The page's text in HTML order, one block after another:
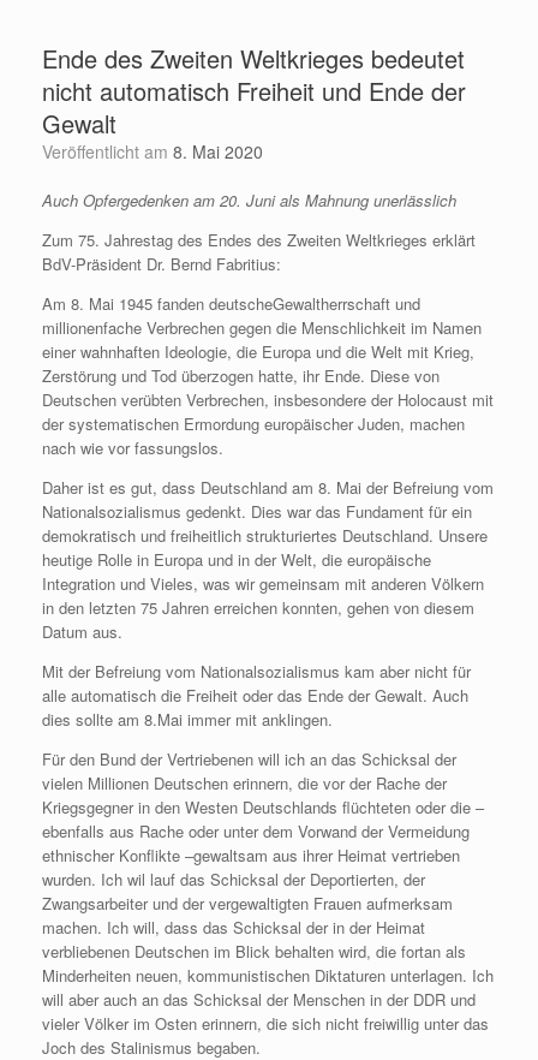
springenEnde des Zweiten Weltkrieges bedeutet
nicht automatisch Freiheit und Ende der
Gewalt
Veröffentlicht am 8. Mai 2020
Auch Opfergedenken am 20. Juni als Mahnung unerlässlich
Zum 75. Jahrestag des Endes des Zweiten Weltkrieges erklärt
BdV-Präsident Dr. Bernd Fabritius:
Am 8. Mai 1945 fanden deutscheGewaltherrschaft und
millionenfache Verbrechen gegen die Menschlichkeit im Namen
einer wahnhaften Ideologie, die Europa und die Welt mit Krieg,
Zerstörung und Tod überzogen hatte, ihr Ende. Diese von
Deutschen verübten Verbrechen, insbesondere der Holocaust mit
der systematischen Ermordung europäischer Juden, machen
nach wie vor fassungslos.
Daher ist es gut, dass Deutschland am 8. Mai der Befreiung vom
Nationalsozialismus gedenkt. Dies war das Fundament für ein
demokratisch und freiheitlich strukturiertes Deutschland. Unsere
heutige Rolle in Europa und in der Welt, die europäische
Integration und Vieles, was wir gemeinsam mit anderen Völkern
in den letzten 75 Jahren erreichen konnten, gehen von diesem
Datum aus.
Mit der Befreiung vom Nationalsozialismus kam aber nicht für
alle automatisch die Freiheit oder das Ende der Gewalt. Auch
dies sollte am 8.Mai immer mit anklingen.
Für den Bund der Vertriebenen will ich an das Schicksal der
vielen Millionen Deutschen erinnern, die vor der Rache der
Kriegsgegner in den Westen Deutschlands flüchteten oder die –
ebenfalls aus Rache oder unter dem Vorwand der Vermeidung
ethnischer Konflikte –gewaltsam aus ihrer Heimat vertrieben
wurden. Ich wil lauf das Schicksal der Deportierten, der
Zwangsarbeiter und der vergewaltigten Frauen aufmerksam
machen. Ich will, dass das Schicksal der in der Heimat
verbliebenen Deutschen im Blick behalten wird, die fortan als
Minderheiten neuen, kommunistischen Diktaturen unterlagen. Ich
will aber auch an das Schicksal der Menschen in der DDR und
vieler Völker im Osten erinnern, die sich nicht freiwillig unter das
Joch des Stalinismus begaben.